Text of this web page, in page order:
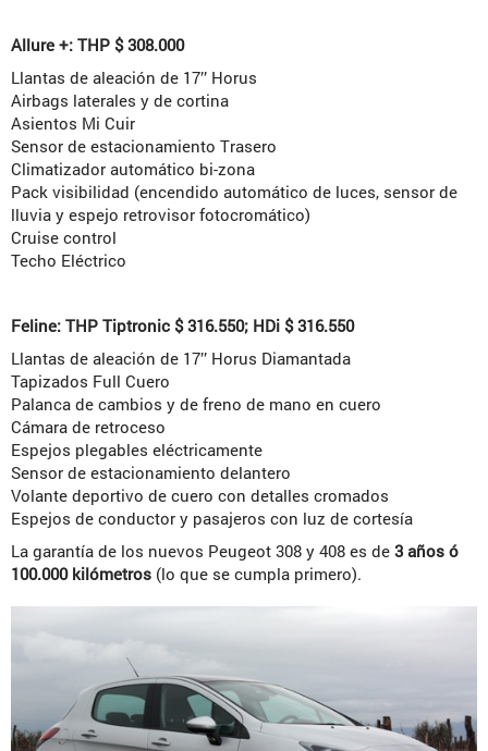
Allure +: THP $ 308.000
Llantas de aleación de 17’’ Horus
Airbags laterales y de cortina
Asientos Mi Cuir
Sensor de estacionamiento Trasero
Climatizador automático bi-zona
Pack visibilidad (encendido automático de luces, sensor de
lluvia y espejo retrovisor fotocromático)
Cruise control
Techo Eléctrico
Feline: THP Tiptronic $ 316.550; HDi $ 316.550
Llantas de aleación de 17’’ Horus Diamantada
Tapizados Full Cuero
Palanca de cambios y de freno de mano en cuero
Cámara de retroceso
Espejos plegables eléctricamente
Sensor de estacionamiento delantero
Volante deportivo de cuero con detalles cromados
Espejos de conductor y pasajeros con luz de cortesía
La garantía de los nuevos Peugeot 308 y 408 es de 3 años ó
100.000 kilómetros (lo que se cumpla primero).